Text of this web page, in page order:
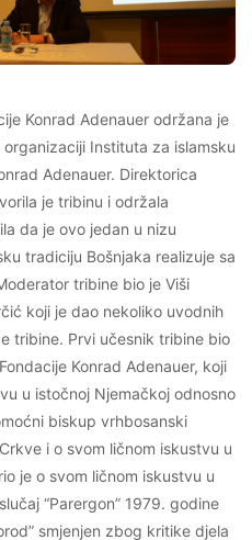
Konrad Adenauer održana je
organizaciji Instituta za islamsku
Adenauer. Direktorica
je tribinu i održala
da je ovo jedan u nizu
tradiciju Bošnjaka realizuje sa
tribine bio je Viši
koji je dao nekoliko uvodnih
tribine. Prvi učesnik tribine bio
Konrad Adenauer, koji
u istočnoj Njemačkoj odnosno
biskup vrhbosanski
i o svom ličnom iskustvu u
je o svom ličnom iskustvu u
“Parergon” 1979. godine
smjenjen zbog kritike djela